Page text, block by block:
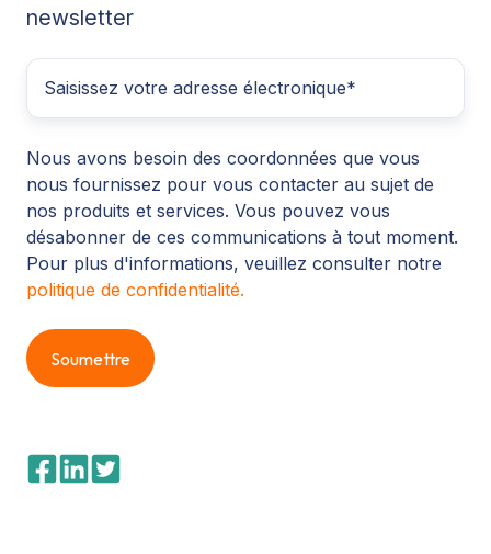
newsletter
Nous avons besoin des coordonnées que vous
nous fournissez pour vous contacter au sujet de
nos produits et services. Vous pouvez vous
désabonner de ces communications à tout moment.
Pour plus d'informations, veuillez consulter notre
politique de confidentialité.